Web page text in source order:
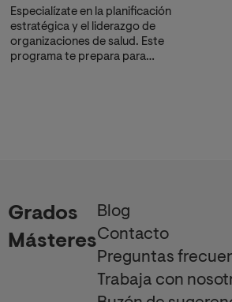
Especialízate en la planificación
estratégica y el liderazgo de
organizaciones de salud. Este
programa te prepara para
Grados
Másteres
Blog
Contacto
Preguntas
Trabaja con